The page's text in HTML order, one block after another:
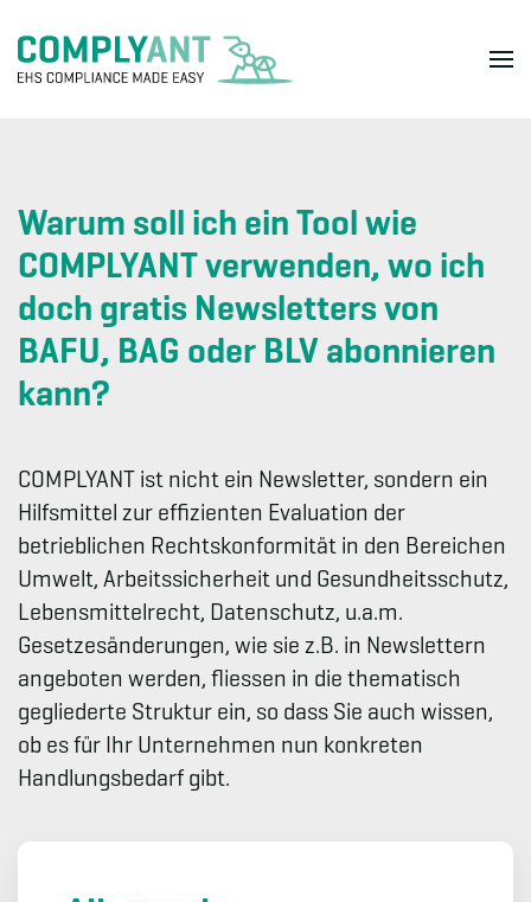
Skip to main content
Warum soll ich ein Tool wie
COMPLYANT verwenden, wo ich
doch gratis Newsletters von
BAFU, BAG oder BLV abonnieren
kann?
COMPLYANT ist nicht ein Newsletter, sondern ein
Hilfsmittel zur effizienten Evaluation der
betrieblichen Rechtskonformität in den Bereichen
Umwelt, Arbeitssicherheit und Gesundheitsschutz,
Lebensmittelrecht, Datenschutz, u.a.m.
Gesetzesänderungen, wie sie z.B. in Newslettern
angeboten werden, fliessen in die thematisch
gegliederte Struktur ein, so dass Sie auch wissen,
ob es für Ihr Unternehmen nun konkreten
Handlungsbedarf gibt.